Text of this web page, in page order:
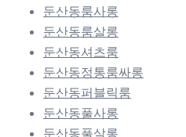
둔산동룸사롱
둔산동룸살롱
둔산동셔츠룸
둔산동정통룸싸롱
둔산동퍼블릭룸
둔산동풀사롱
둔산동풀살롱